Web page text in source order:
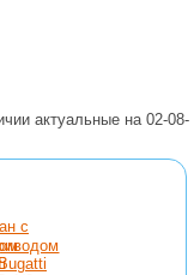
актуальные на 02-08-